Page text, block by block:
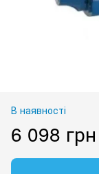
В наявності
6 098 грн